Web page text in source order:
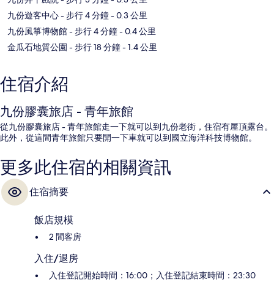
九份遊客中心- 步行 4 分鐘- 0.3 公里
九份風箏博物館- 步行 4 分鐘- 0.4 公里
金瓜石地質公園 - 步行 18 分鐘- 1.4 公里
住宿介紹
九份膠囊旅店 - 青年旅館
從九份膠囊旅店 - 青年旅館走一下就可以到九份老街，住宿有屋頂露台。
此外，從這間青年旅館只要開一下車就可以到國立海洋科技博物館。
更多此住宿的相關資訊
住宿摘要
飯店規模
2 間客房
入住/退房
入住登記開始時間：16:00；入住登記結束時間：23:30